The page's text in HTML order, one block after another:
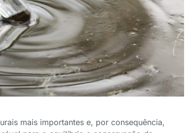
mais importantes e, por consequência,